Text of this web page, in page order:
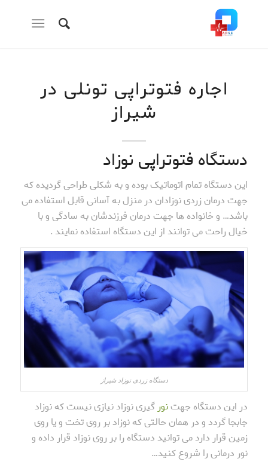
اجاره فتوتراپی تونلی در
شیراز
دستگاه فتوتراپی نوزاد
این دستگاه تمام اتوماتیک بوده و به شکلی طراحی گردیده که
جهت درمان زردی نوزادان در منزل به آسانی قابل استفاده می
باشد… و خانواده ها جهت درمان فرزندشان به سادگی و با
خیال راحت می توانند از این دستگاه استفاده نمایند .
دستگاه زردی نوزاد شیراز
در این دستگاه جهتنور گیری نوزاد نیازی نیست که نوزاد
جابجا گردد و در همان حالتی که نوزاد بر روی تخت و یا روی
زمین قرار دارد می توانید دستگاه را بر روی نوزاد قرار داده و
نور درمانی را شروع کنید…